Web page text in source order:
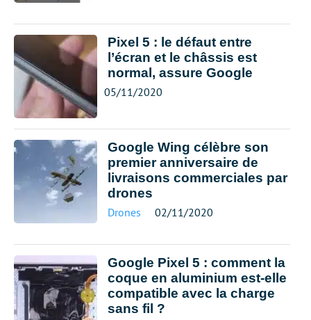
Pixel 5 : le défaut entre
l’écran et le châssis est
normal, assure Google
05/11/2020
Google Wing célèbre son
premier anniversaire de
livraisons commerciales par
drones
Drones 02/11/2020
Google Pixel 5 : comment la
coque en aluminium est-elle
compatible avec la charge
sans fil ?